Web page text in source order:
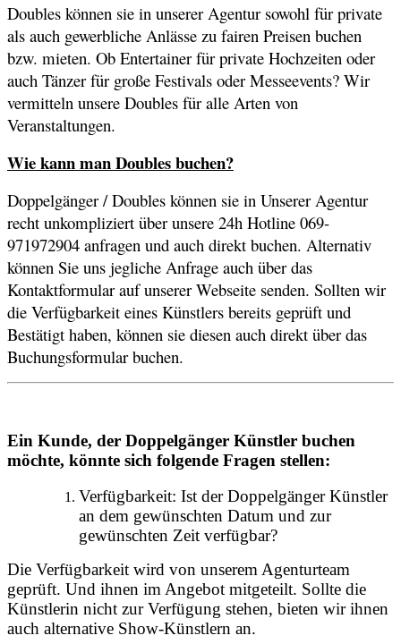
Doubles können sie in unserer Agentur sowohl für private
als auch gewerbliche Anlässe zu fairen Preisen buchen
bzw. mieten. Ob Entertainer für private Hochzeiten oder
auch Tänzer für große Festivals oder Messeevents? Wir
vermitteln unsere Doubles für alle Arten von
Veranstaltungen.
Wie kann man Doubles buchen?
Doppelgänger / Doubles können sie in Unserer Agentur
recht unkompliziert über unsere 24h Hotline 069-
971972904 anfragen und auch direkt buchen. Alternativ
können Sie uns jegliche Anfrage auch über das
Kontaktformular auf unserer Webseite senden. Sollten wir
die Verfügbarkeit eines Künstlers bereits geprüft und
Bestätigt haben, können sie diesen auch direkt über das
Buchungsformular buchen.
Ein Kunde, der Doppelgänger Künstler buchen
möchte, könnte sich folgende Fragen stellen:
Verfügbarkeit: Ist der Doppelgänger Künstler
an dem gewünschten Datum und zur
gewünschten Zeit verfügbar?
Die Verfügbarkeit wird von unserem Agenturteam
geprüft. Und ihnen im Angebot mitgeteilt. Sollte die
Künstlerin nicht zur Verfügung stehen, bieten wir ihnen
auch alternative Show-Künstlern an.